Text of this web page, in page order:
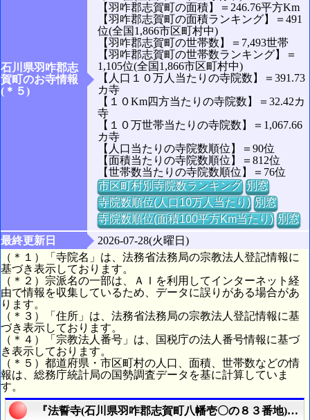
石川県羽咋郡志
賀町のお寺情報
(＊５)
【羽咋郡志賀町の面積】＝246.76平方Km
【羽咋郡志賀町の面積ランキング】＝491
位(全国1,866市区町村中)
【羽咋郡志賀町の世帯数】＝7,493世帯
【羽咋郡志賀町の世帯数ランキング】＝
1,105位(全国1,866市区町村中)
【人口１０万人当たりの寺院数】＝391.73
カ寺
【１０Km四方当たりの寺院数】＝32.42カ
寺
【１０万世帯当たりの寺院数】＝1,067.66
カ寺
【人口当たりの寺院数順位】＝90位
【面積当たりの寺院数順位】＝812位
【世帯数当たりの寺院数順位】＝76位
市区町村別寺院数ランキング 別窓
寺院数順位(人口10万人当たり) 別窓
寺院数順位(面積100平方Km当たり) 別窓
最終更新日
2026-07-28(火曜日)
（＊１）「寺院名」は、法務省法務局の宗教法人登記情報に
基づき表示しております。
（＊２）宗派名の一部は、ＡＩを利用してインターネット経
由で情報を収集しているため、データに誤りがある場合があ
ります。
（＊３）「住所」は、法務省法務局の宗教法人登記情報に基
づき表示しております。
（＊４）「宗教法人番号」は、国税庁の法人番号情報に基づ
き表示しております。
（＊５）都道府県・市区町村の人口、面積、世帯数などの情
報は、総務庁統計局の国勢調査データを基に計算していま
す。
『法誓寺(石川県羽咋郡志賀町八幡壱〇の８３番地)』